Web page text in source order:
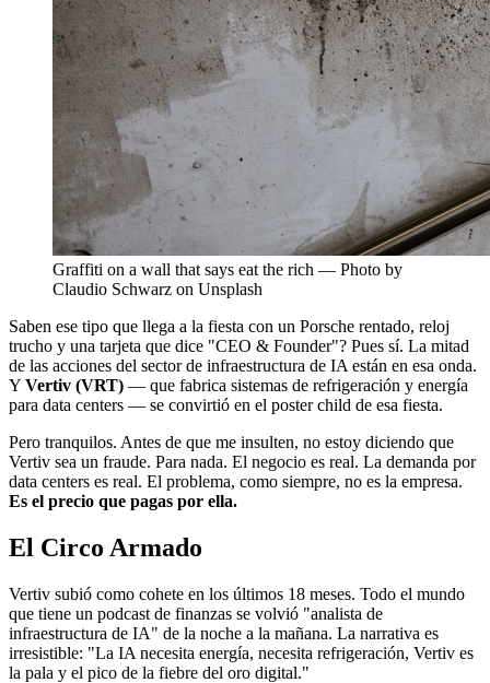
Graffiti on a wall that says eat the rich — Photo by
Claudio Schwarz on Unsplash
Saben ese tipo que llega a la fiesta con un Porsche rentado, reloj
trucho y una tarjeta que dice "CEO & Founder"? Pues sí. La mitad
de las acciones del sector de infraestructura de IA están en esa onda.
Y Vertiv (VRT) — que fabrica sistemas de refrigeración y energía
para data centers — se convirtió en el poster child de esa fiesta.
Pero tranquilos. Antes de que me insulten, no estoy diciendo que
Vertiv sea un fraude. Para nada. El negocio es real. La demanda por
data centers es real. El problema, como siempre, no es la empresa.
Es el precio que pagas por ella.
El Circo Armado
Vertiv subió como cohete en los últimos 18 meses. Todo el mundo
que tiene un podcast de finanzas se volvió "analista de
infraestructura de IA" de la noche a la mañana. La narrativa es
irresistible: "La IA necesita energía, necesita refrigeración, Vertiv es
la pala y el pico de la fiebre del oro digital."